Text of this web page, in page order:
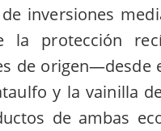
inversiones
la protección
de origen—desde
y la vainilla
de ambas